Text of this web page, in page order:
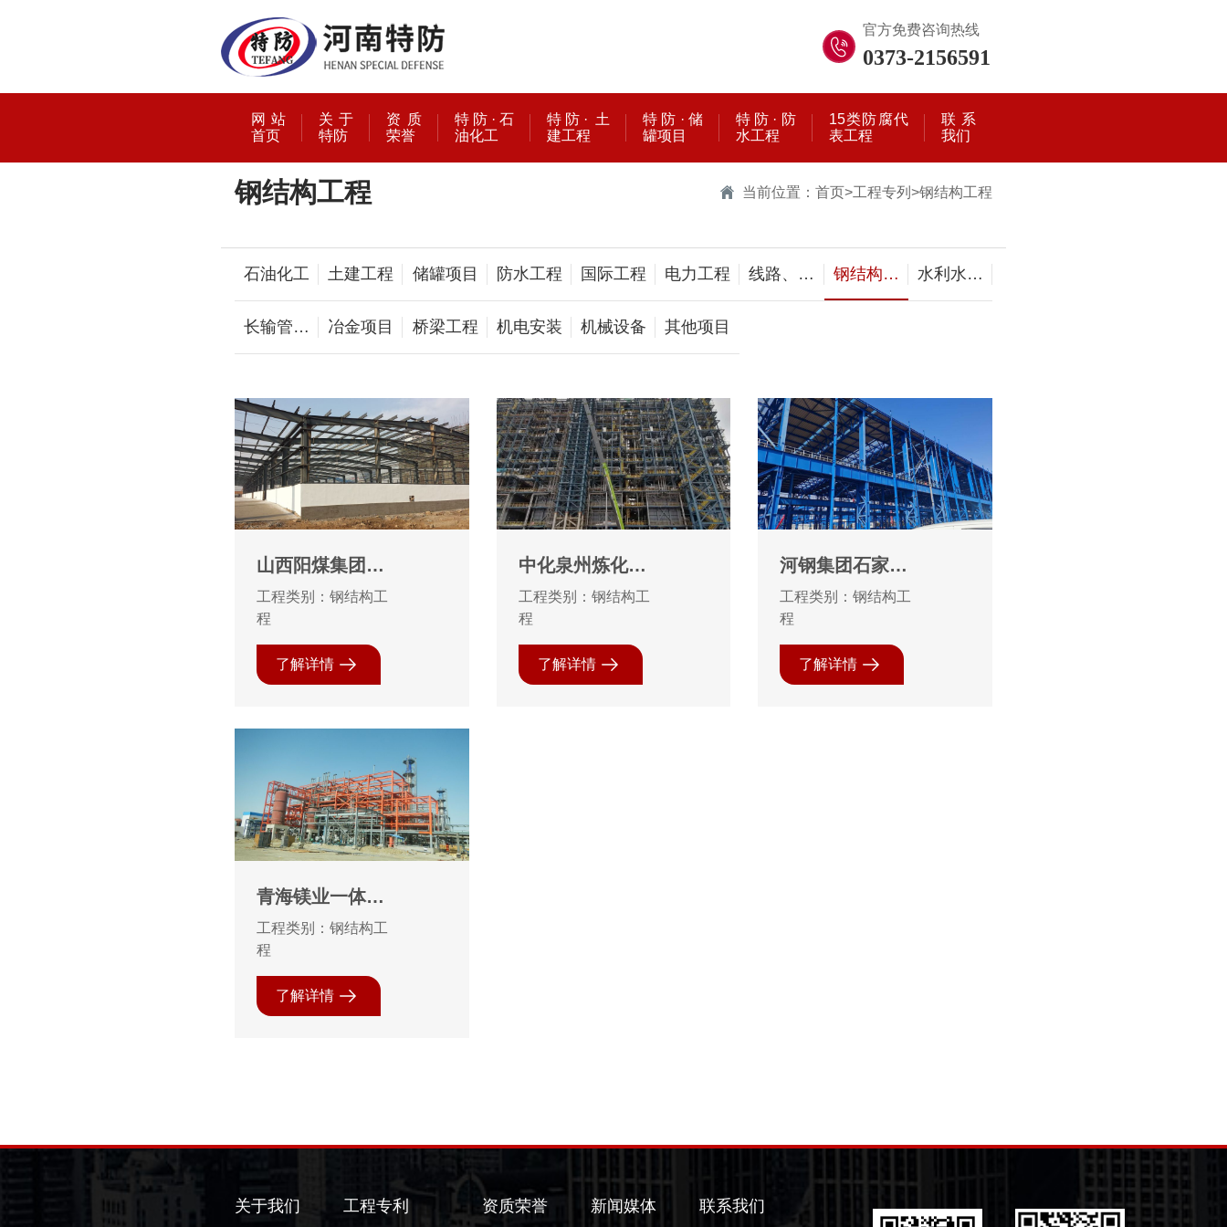
官方免费咨询热线
0373-2156591
网站
首页
关于
特防
资质
荣誉
特防·石
油化工
特防· 土
建工程
特防·储
罐项目
特防·防
水工程
15类防腐代
表工程
联系
我们
钢结构工程 当前位置：首页>工程专列>钢结构工程
石油化工 土建工程 储罐项目 防水工程 国际工程 电力工程
线路、变
电站工程
钢结构工
程
水利水电
工程
长输管道
安装
冶金项目 桥梁工程 机电安装 机械设备 其他项目
山西阳煤集团太
化项目钢结构厂
房安装工程
工程类别：钢结构工
程
了解详情
中化泉州炼化钢
结构安装防腐工
程项目
工程类别：钢结构工
程
了解详情
河钢集团石家庄
钢铁有限责任公
司环保搬迁产品
升级改造项目炼
钢工程彩钢板维
工程类别：钢结构工
程
了解详情
青海镁业一体化
项目聚合结构安
装、防火工程
工程类别：钢结构工
程
了解详情
关于我们 工程专利 资质荣誉 新闻媒体 联系我们